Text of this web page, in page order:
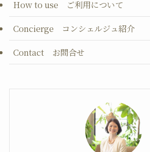
How to use ご利用について
Concierge コンシェルジュ紹介
Contact お問合せ